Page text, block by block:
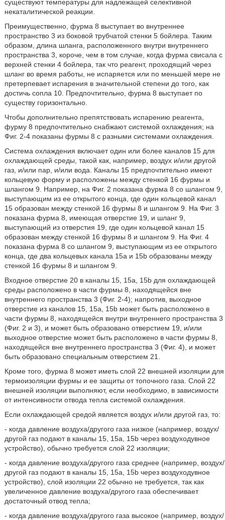
существуют температуры для надлежащей селективной
некаталитической реакции.
Преимущественно, фурма 8 выступает во внутреннее
пространство 3 из боковой трубчатой стенки 5 бойлера. Таким
образом, длина шланга, расположенного внутри внутреннего
пространства 3, короче, чем в том случае, когда фурма свисала с
верхней стенки 4 бойлера, так что реагент, проходящий через
шланг во время работы, не испаряется или по меньшей мере не
претерпевает испарения в значительной степени до того, как
достичь сопла 10. Предпочтительно, фурма 8 выступает по
существу горизонтально.
Чтобы дополнительно препятствовать испарению реагента,
фурму 8 предпочтительно снабжают системой охлаждения; на
Фиг. 2-4 показаны фурмы 8 с разными системами охлаждения.
Система охлаждения включает один или более каналов 15 для
охлаждающей среды, такой как, например, воздух и/или другой
газ, и/или пар, и/или вода. Каналы 15 предпочтительно имеют
кольцевую форму и расположены между стенкой 16 фурмы и
шлангом 9. Например, на Фиг. 2 показана фурма 8 со шлангом 9,
выступающим из ее открытого конца, где один кольцевой канал
15 образован между стенкой 16 фурмы 8 и шлангом 9. На Фиг. 3
показана фурма 8, имеющая отверстие 19, и шланг 9,
выступающий из отверстия 19, где один кольцевой канал 15
образован между стенкой 16 фурмы 8 и шлангом 9. На Фиг. 4
показана фурма 8 со шлангом 9, выступающим из ее открытого
конца, где два кольцевых канала 15а и 15b образованы между
стенкой 16 фурмы 8 и шлангом 9.
Входное отверстие 20 в каналы 15, 15а, 15b для охлаждающей
среды расположено в части фурмы 8, находящейся вне
внутреннего пространства 3 (Фиг. 2-4); напротив, выходное
отверстие из каналов 15, 15а, 15b может быть расположено в
части фурмы 8, находящейся внутри внутреннего пространства 3
(Фиг. 2 и 3), и может быть образовано отверстием 19, и/или
выходное отверстие может быть расположено в части фурмы 8,
находящейся вне внутреннего пространства 3 (Фиг. 4), и может
быть образовано специальным отверстием 21.
Кроме того, фурма 8 может иметь слой 22 внешней изоляции для
термоизоляции фурмы и ее защиты от топочного газа. Слой 22
внешней изоляции выполняют, если необходимо, в зависимости
от интенсивности отвода тепла системой охлаждения.
Если охлаждающей средой является воздух и/или другой газ, то:
- когда давление воздуха/другого газа низкое (например, воздух/
другой газ подают в каналы 15, 15а, 15b через воздуходувное
устройство), обычно требуется слой 22 изоляции;
- когда давление воздуха/другого газа среднее (например, воздух/
другой газ подают в каналы 15, 15а, 15b через воздуходувное
устройство), слой изоляции 22 обычно не требуется, так как
увеличенное давление воздуха/другого газа обеспечивает
достаточный отвод тепла;
- когда давление воздуха/другого газа высокое (например, воздух/